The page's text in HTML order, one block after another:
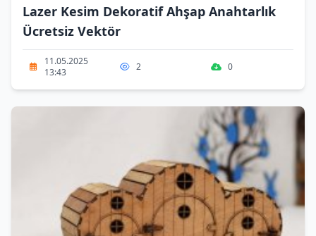
Lazer Kesim Dekoratif Ahşap Anahtarlık
Ücretsiz Vektör
11.05.2025
13:43
2 0